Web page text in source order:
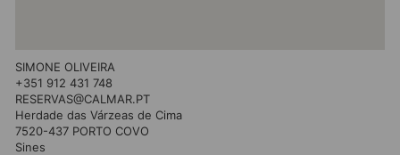
SIMONE OLIVEIRA
+351 912 431 748
RESERVAS@CALMAR.PT
Herdade das Várzeas de Cima
7520-437 PORTO COVO
Sines